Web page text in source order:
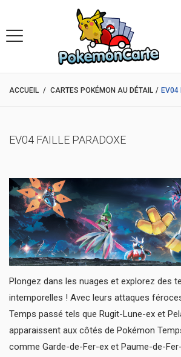
ACCUEIL / CARTES POKÉMON AU DÉTAIL / EV04
EV04 FAILLE PARADOXE
Plongez dans les nuages et explorez des
intemporelles ! Avec leurs attaques
Temps passé tels que Rugit-Lune-ex et
apparaissent aux côtés de Pokémon
comme Garde-de-Fer-ex et Paume-de-